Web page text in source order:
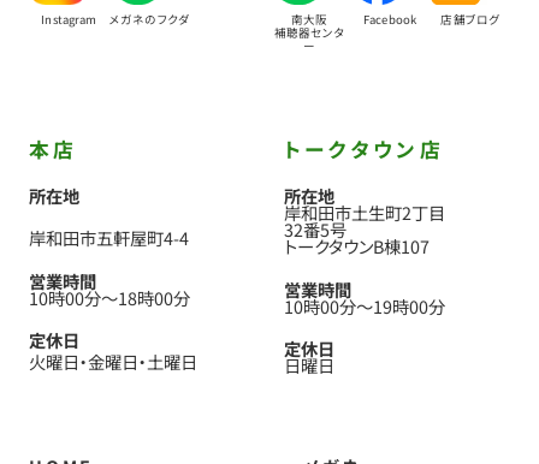
Instagram メガネのフクダ 南大阪
補聴器センタ
ー
Facebook 店舗ブログ
本店
所在地
岸和田市五軒屋町4-4
営業時間
10時00分〜18時00分
定休日
火曜日 金曜日 土曜日
トークタウン店
所在地
岸和田市土生町2丁目
32番5号
トークタウンB棟107
営業時間
10時00分〜19時00分
定休日
日曜日